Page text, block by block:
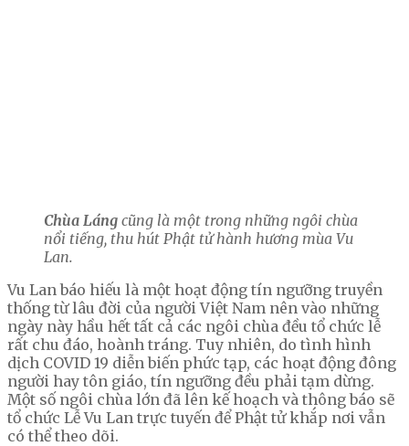
Chùa Láng cũng là một trong những ngôi chùa
nổi tiếng, thu hút Phật tử hành hương mùa Vu
Lan.
Vu Lan báo hiếu là một hoạt động tín ngưỡng truyền
thống từ lâu đời của người Việt Nam nên vào những
ngày này hầu hết tất cả các ngôi chùa đều tổ chức lễ
rất chu đáo, hoành tráng. Tuy nhiên, do tình hình
dịch COVID 19 diễn biến phức tạp, các hoạt động đông
người hay tôn giáo, tín ngưỡng đều phải tạm dừng.
Một số ngôi chùa lớn đã lên kế hoạch và thông báo sẽ
tổ chức Lễ Vu Lan trực tuyến để Phật tử khắp nơi vẫn
có thể theo dõi.